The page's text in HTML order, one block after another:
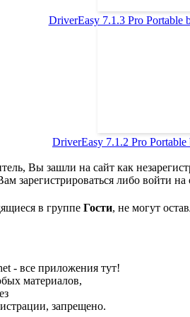
DriverEasy 7.1.3 Pro Portable
DriverEasy 7.1.2 Pro
Вы зашли на сайт как
зарегистрироваться либо войти
в группе Гости, не могут
- все приложения тут!
материалов,
запрещено.